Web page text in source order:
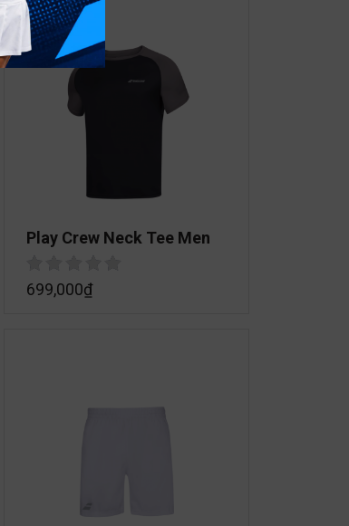
Play Crew Neck Tee Men
699,000₫